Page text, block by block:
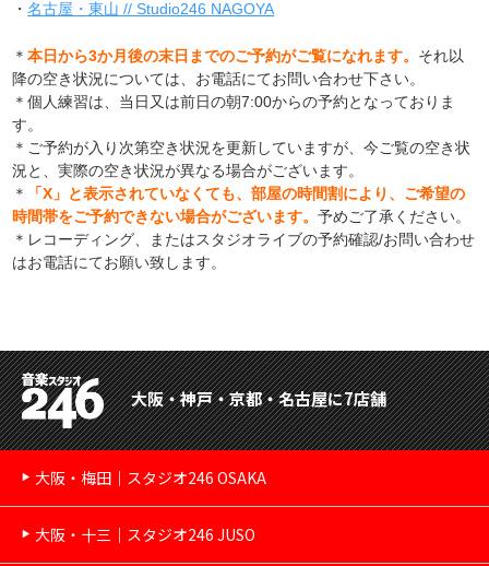
・名古屋・東山 // Studio246 NAGOYA
＊本日から3か月後の末日までのご予約がご覧になれます。 それ以
降の空き状況については、お電話にてお問い合わせ下さい。
＊個人練習は、当日又は前日の朝7:00からの予約となっておりま
す。
＊ご予約が入り次第空き状況を更新していますが、今ご覧の空き状
況と、実際の空き状況が異なる場合がございます。
＊
「X」と表示されていなくても、部屋の時間割により、ご希望の
時間帯をご予約できない場合がございます。予めご了承ください。
＊レコーディング、またはスタジオライブの予約確認/お問い合わせ
はお電話にてお願い致します。
大阪・神戸・京都・名古屋に7店舗
大阪・梅田｜スタジオ246 OSAKA
大阪・十三｜スタジオ246 JUSO